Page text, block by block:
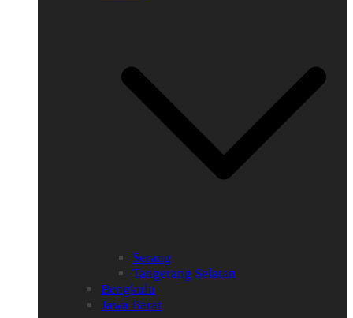
Serang
Tangerang Selatan
Bengkulu
Jawa Barat